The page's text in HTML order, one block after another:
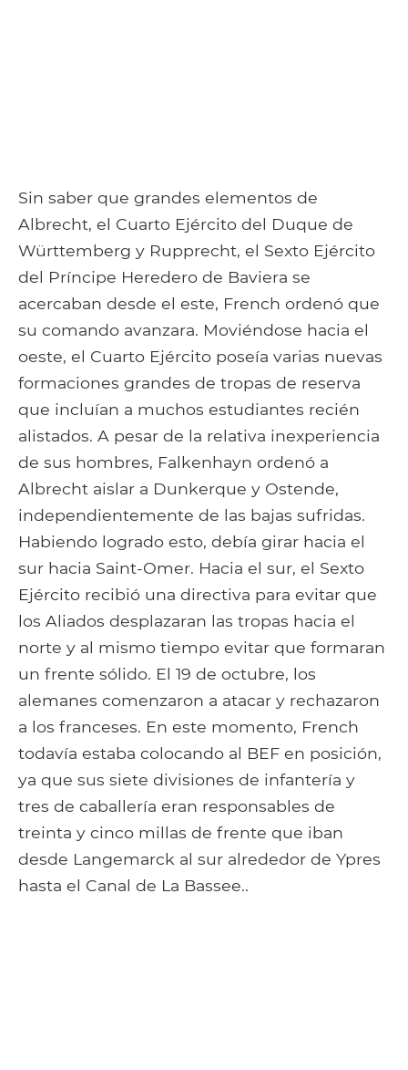
Sin saber que grandes elementos de
Albrecht, el Cuarto Ejército del Duque de
Württemberg y Rupprecht, el Sexto Ejército
del Príncipe Heredero de Baviera se
acercaban desde el este, French ordenó que
su comando avanzara. Moviéndose hacia el
oeste, el Cuarto Ejército poseía varias nuevas
formaciones grandes de tropas de reserva
que incluían a muchos estudiantes recién
alistados. A pesar de la relativa inexperiencia
de sus hombres, Falkenhayn ordenó a
Albrecht aislar a Dunkerque y Ostende,
independientemente de las bajas sufridas.
Habiendo logrado esto, debía girar hacia el
sur hacia Saint-Omer. Hacia el sur, el Sexto
Ejército recibió una directiva para evitar que
los Aliados desplazaran las tropas hacia el
norte y al mismo tiempo evitar que formaran
un frente sólido. El 19 de octubre, los
alemanes comenzaron a atacar y rechazaron
a los franceses. En este momento, French
todavía estaba colocando al BEF en posición,
ya que sus siete divisiones de infantería y
tres de caballería eran responsables de
treinta y cinco millas de frente que iban
desde Langemarck al sur alrededor de Ypres
hasta el Canal de La Bassee..